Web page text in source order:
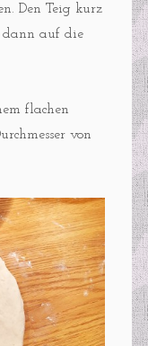
Den Teig kurz
dann auf die
flachen
von